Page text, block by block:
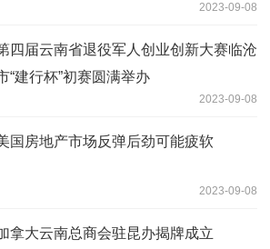
2023-09-08
四届云南省退役军人创业创新大赛临沧
“建行杯”初赛圆满举办
2023-09-08
国房地产市场反弹后劲可能疲软
2023-09-08
拿大云南总商会驻昆办揭牌成立